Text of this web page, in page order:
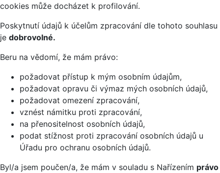
cookies může docházet k profilování.
Poskytnutí údajů k účelům zpracování dle tohoto souhlasu
je dobrovolné.
Beru na vědomí, že mám právo:
požadovat přístup k mým osobním údajům,
požadovat opravu či výmaz mých osobních údajů,
požadovat omezení zpracování,
vznést námitku proti zpracování,
na přenositelnost osobních údajů,
podat stížnost proti zpracování osobních údajů u
Úřadu pro ochranu osobních údajů.
Byl/a jsem poučen/a, že mám v souladu s Nařízením právo